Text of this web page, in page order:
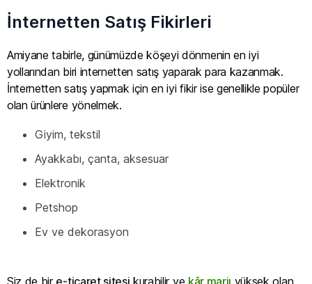
İnternetten Satış Fikirleri
Amiyane tabirle, günümüzde köşeyi dönmenin en iyi
yollarından biri internetten satış yaparak para kazanmak.
İnternetten satış yapmak için en iyi fikir ise genellikle popüler
olan ürünlere yönelmek.
Giyim, tekstil
Ayakkabı, çanta, aksesuar
Elektronik
Petshop
Ev ve dekorasyon
Siz de bir e-ticaret sitesi kurabilir ve kâr marjı yüksek olan